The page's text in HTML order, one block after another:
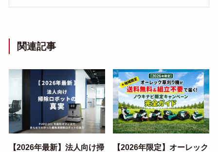
関連記事
【2026年最新】法人向け掃
【2026年限定】オーレック